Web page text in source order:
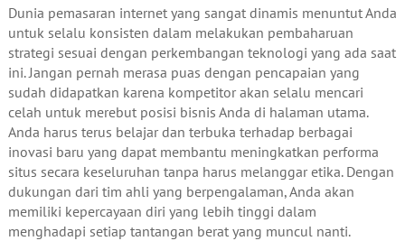
Dunia pemasaran internet yang sangat dinamis menuntut Anda
untuk selalu konsisten dalam melakukan pembaharuan
strategi sesuai dengan perkembangan teknologi yang ada saat
ini. Jangan pernah merasa puas dengan pencapaian yang
sudah didapatkan karena kompetitor akan selalu mencari
celah untuk merebut posisi bisnis Anda di halaman utama.
Anda harus terus belajar dan terbuka terhadap berbagai
inovasi baru yang dapat membantu meningkatkan performa
situs secara keseluruhan tanpa harus melanggar etika. Dengan
dukungan dari tim ahli yang berpengalaman, Anda akan
memiliki kepercayaan diri yang lebih tinggi dalam
menghadapi setiap tantangan berat yang muncul nanti.